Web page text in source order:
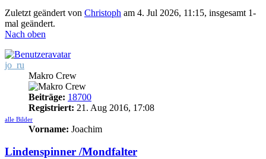
Zuletzt geändert von Christoph am 4. Jul 2026, 11:15, insgesamt 1-
mal geändert.
Nach oben
jo_ru
Makro Crew
Beiträge: 18700
Registriert: 21. Aug 2016, 17:08
alle Bilder
Vorname: Joachim
Lindenspinner /Mondfalter